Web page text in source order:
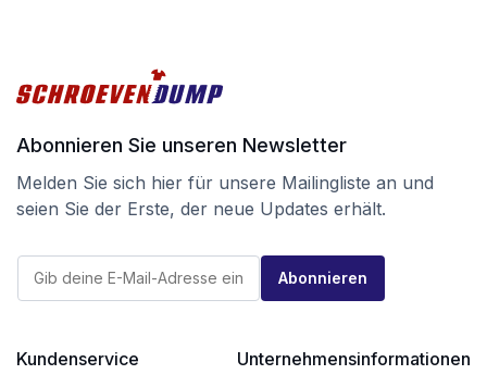
Abonnieren Sie unseren Newsletter
Melden Sie sich hier für unsere Mailingliste an und
seien Sie der Erste, der neue Updates erhält.
a
*
E
M
l
Abonnieren
Kundenservice Unternehmensinformationen